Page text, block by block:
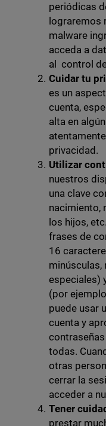
periódicas
lograremos
malware
acceda a
al control
Cuidar tu
es un
cuenta,
alta en
privacidad.
Utilizar
nuestros
una clave
nacimiento,
los hijos,
frases de
16
minúsculas,
especiales)
(por
puede usar
cuenta y
todas.
otras
cerrar la
acceder a
Tener
prestar